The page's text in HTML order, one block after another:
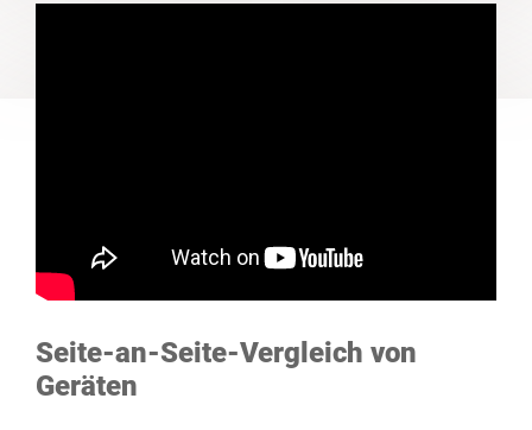
Seite-an-Seite-Vergleich von
Geräten